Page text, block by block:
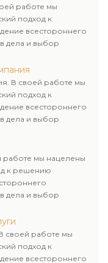
работе мы
подход к
всестороннего
дела и выбор
В своей работе мы
подход к
всестороннего
дела и выбор
работе мы нацелены
к решению
дела и выбор
своей работе мы
подход к
всестороннего